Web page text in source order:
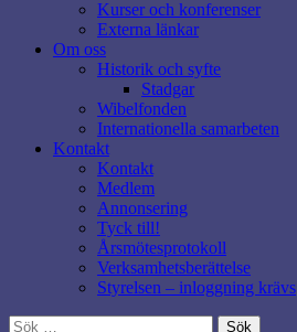
Kurser och konferenser
Externa länkar
Om oss
Historik och syfte
Stadgar
Wibelfonden
Internationella samarbeten
Kontakt
Kontakt
Medlem
Annonsering
Tyck till!
Årsmötesprotokoll
Verksamhetsberättelse
Styrelsen – inloggning krävs
Sök